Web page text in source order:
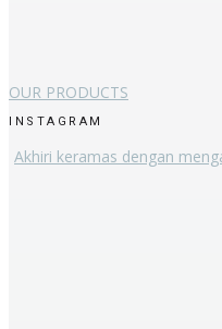
OUR PRODUCTS
INSTAGRAM
Akhiri keramas dengan